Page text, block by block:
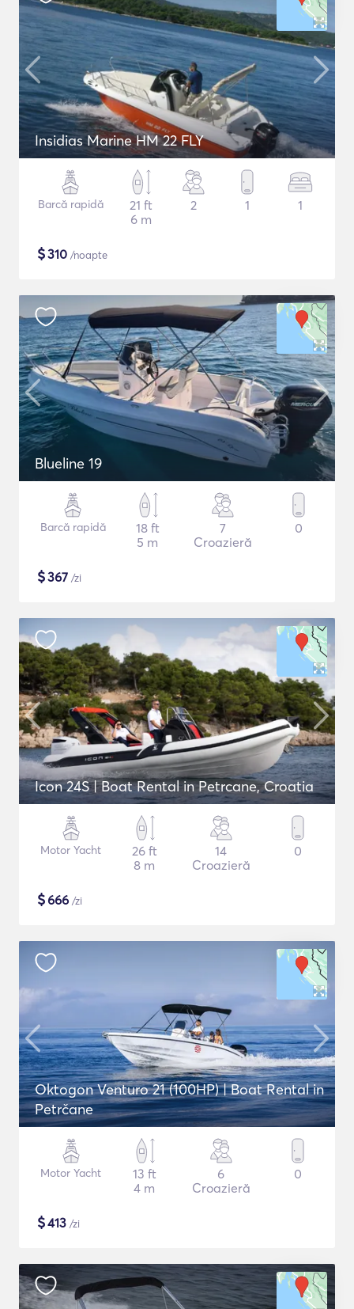
Insidias Marine HM 22 FLY
Barcă rapidă
21 ft
6 m
2 1 1
$310 /noapte
Blueline 19
Barcă rapidă
18 ft
5 m
7
Croazieră
0
$367 /zi
Icon 24S | Boat Rental in Petrcane, Croatia
Motor Yacht
26 ft
8 m
14
Croazieră
0
$666 /zi
Oktogon Venturo 21 (100HP) | Boat Rental in
Petrčane
Motor Yacht
13 ft
4 m
6
Croazieră
0
$413 /zi